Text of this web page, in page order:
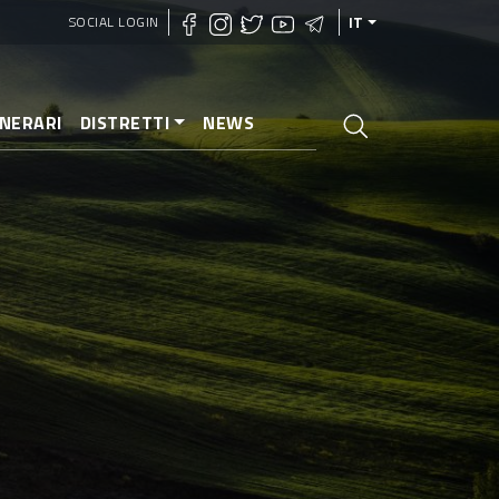
SOCIAL LOGIN IT
DISTRETTI NEWS